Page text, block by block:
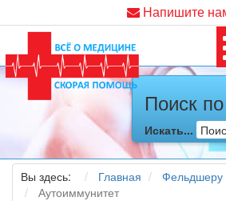
Напишите
Поиск
Искать...
Вы здесь: Главная Фельдшеру
Аутоиммунитет
Как я заболел во время локдауна?
Это странная ситуация: вы соблюдали
предосторожности COVID-19 (вы
но, тем не менее, вы каким-то
можете задаться...